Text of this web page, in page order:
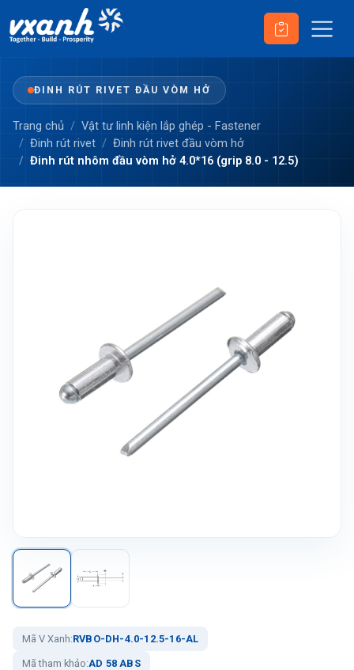
ĐINH RÚT RIVET ĐẦU VÒM HỞ
Trang chủ
Vật tư linh kiện lắp ghép - Fastener
Đinh rút rivet
Đinh rút rivet đầu vòm hở
Đinh rút nhôm đầu vòm hở 4.0*16 (grip 8.0 - 12.5)
Mã V Xanh:RVBO-DH-4.0-12.5-16-AL
Mã tham khảo:AD 58 ABS